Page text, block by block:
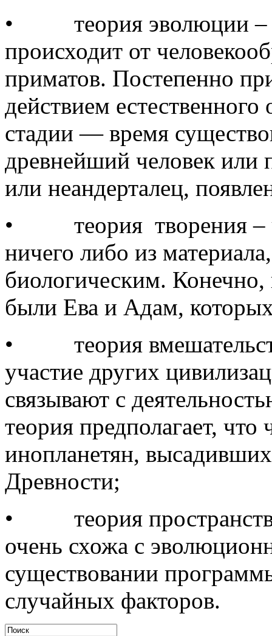
• теория эволюции –
происходит от
приматов. Постепенно
действием
стадии — время
древнейший человек или
или неандерталец,
• теория творения –
ничего либо из
биологическим.
были Ева и Адам,
• теория
участие других
связывают с
теория предполагает, что
инопланетян,
Древности;
• теория
очень схожа с
существовании
случайных факторов.